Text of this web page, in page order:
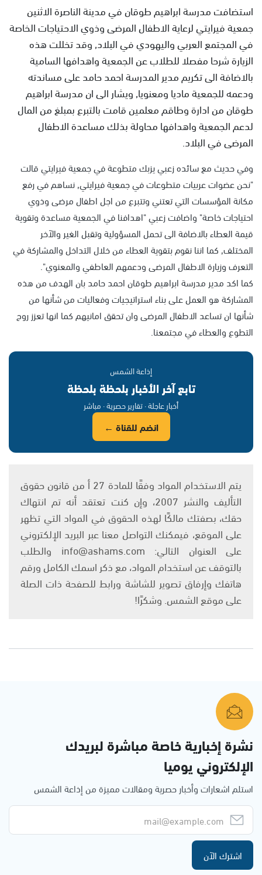
استضافت مدرسة ابراهيم طوقان في مدينة الناصرة الاثنين
جمعية فيرايتي لرعاية الاطفال المرضى وذوي الاحتياجات الخاصة
في المجتمع العربي واليهودي في البلاد, وقد تخللت هذه
الزيارة شرحا مفصلا للطلاب عن الجمعية واهدافها السامية
بالاضافة الى تكريم مدير المدرسة احمد حامد على مساندته
ودعمه للجمعية ماديا ومعنويا, ويشار الى ان مدرسة ابراهيم
طوقان من ادارة وطاقم معلمين قامت بالتبرع بمبلغ من المال
لدعم الجمعية واهدافها محاولة بذلك مساعدة الاطفال
المرضى في البلاد.
وفي حديث مع سائده زعبي يزبك متطوعة في جمعية فيرايتي قالت
"نحن عضوات عربيات متطوعات في جمعية فيرايتي, نساهم في رفع
مكانة المؤسسات التي تعتني وتتبرع من اجل اطفال مرضى وذوي
احتياجات خاصة" واضافت زعبي "اهدافنا في الجمعية مساعدة وتقوية
قيمة العطاء بالاضافة الى تحمل المسؤولية وتقبل الغير والآخر
المختلف, كما اننا نقوم بتقوية العطاء من خلال التداخل والمشاركة في
التعرف وزيارة الاطفال المرضى ودعمهم العاطفي والمعنوي".
كما اكد مدير مدرسة ابراهيم طوقان احمد حامد بان الهدف من هذه
المشاركة هو العمل على بناء استراتيجيات وفعاليات من شأنها من
شأنها ان تساعد الاطفال المرضى وان تحقق امانيهم كما انها تعزز روح
التطوع والعطاء في مجتمعنا.
إذاعة الشمس
تابع آخر الأخبار بلحظة بلحظة
أخبار عاجلة · تقارير حصرية · مباشر
انضم للقناة ←
يتم الاستخدام المواد وفقًا للمادة 27 أ من قانون حقوق
التأليف والنشر 2007، وإن كنت تعتقد أنه تم انتهاك
حقك، بصفتك مالكًا لهذه الحقوق في المواد التي تظهر
على الموقع، فيمكنك التواصل معنا عبر البريد الإلكتروني
على العنوان التالي: info@ashams.com والطلب
بالتوقف عن استخدام المواد، مع ذكر اسمك الكامل ورقم
هاتفك وإرفاق تصوير للشاشة ورابط للصفحة ذات الصلة
على موقع الشمس. وشكرًا!
نشرة إخبارية خاصة مباشرة لبريدك
الإلكتروني يوميا
استلم اشعارات وأخبار حصرية ومقالات مميزة من إذاعة الشمس
اشترك الآن